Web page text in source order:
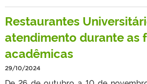
Restaurantes
atendimento durante as
acadêmicas
29/10/2024